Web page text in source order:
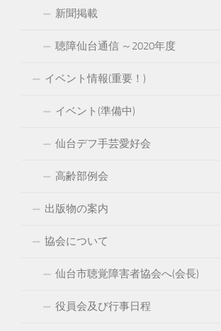
新聞掲載
聴障仙台通信 ～2020年度
イベント情報(重要！)
イベント(準備中)
仙台デフ手芸愛好会
高齢部例会
出版物の案内
協会について
仙台市聴覚障害者協会へ(会長)
役員会及び行事日程